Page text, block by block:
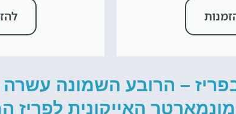
מונמארטר האייקונית